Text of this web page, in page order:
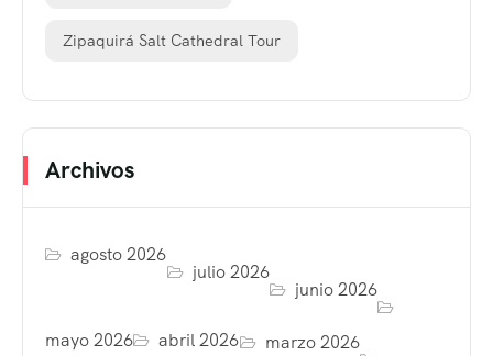
Zipaquirá Salt Cathedral Tour
Archivos
agosto 2026
julio 2026
junio 2026
mayo 2026 abril 2026 marzo 2026